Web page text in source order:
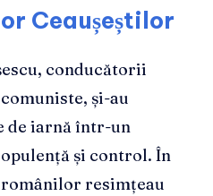
Ceaușeștilor
conducătorii
și-au
de iarnă într-un
și control. În
resimțeau